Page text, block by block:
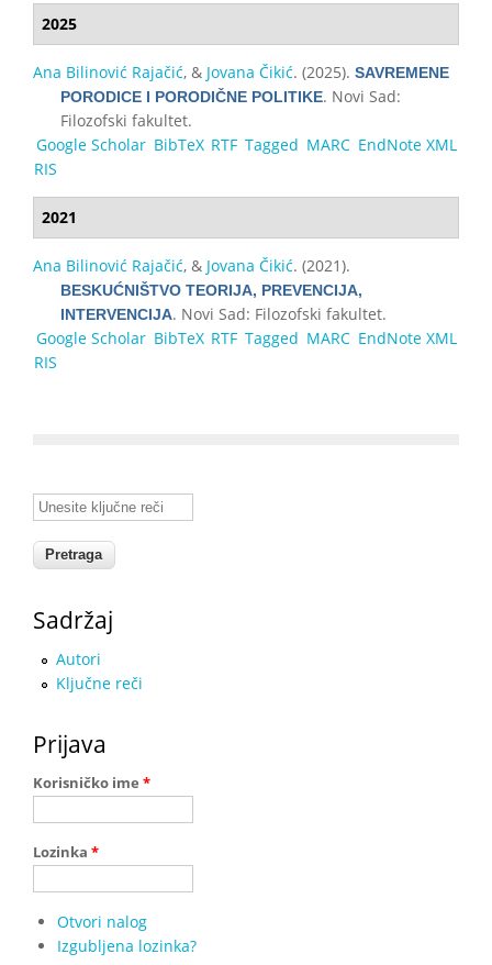
2025
Ana Bilinović Rajačić, & Jovana Čikić. (2025). SAVREMENE
PORODICE I PORODIČNE POLITIKE. Novi Sad:
Filozofski fakultet.
Google Scholar BibTeX RTF Tagged MARC EndNote XML
RIS
2021
Ana Bilinović Rajačić, & Jovana Čikić. (2021).
BESKUĆNIŠTVO TEORIJA, PREVENCIJA,
INTERVENCIJA. Novi Sad: Filozofski fakultet.
Google Scholar BibTeX RTF Tagged MARC EndNote XML
RIS
Unesite ključne reči
Sadržaj
Autori
Ključne reči
Prijava
Korisničko ime *
Lozinka *
Otvori nalog
Izgubljena lozinka?